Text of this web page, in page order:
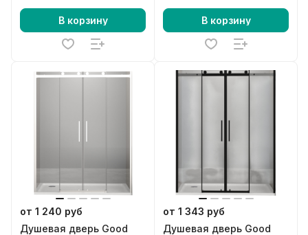
В корзину В корзину
от 1 240 руб
Душевая дверь Good
от 1 343 руб
Душевая дверь Good